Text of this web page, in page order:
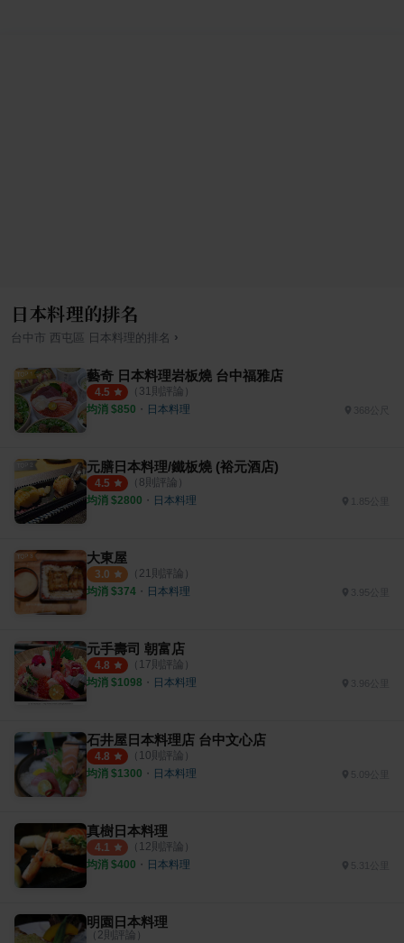
日本料理的排名
台中市 西屯區 日本料理的排名 ›
藝奇 日本料理岩板燒 台中福雅店
4.5 （ 31則評論）
均消 $850 ・ 日本料理
元膳日本料理/鐵板燒 (裕元酒店)
4.5 （ 8則評論）
均消 $2800 ・ 日本料理 1.85公里
大東屋
3.0 （ 21則評論）
均消 $374 ・ 日本料理 3.95公里
元手壽司 朝富店
4.8 （ 17則評論）
均消 $1098 ・ 日本料理
石井屋日本料理店 台中文心店
4.8 （ 10則評論）
均消 $1300 ・ 日本料理 5.09公里
真樹日本料理
4.1 （ 12則評論）
均消 $400 ・ 日本料理 5.31公里
明園日本料理
（ 2則評論）